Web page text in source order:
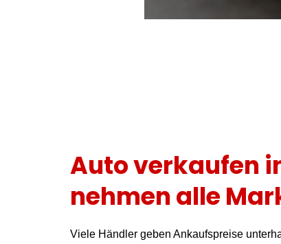
Auto verkaufen
nehmen alle
Viele Händler geben Ankaufspreise